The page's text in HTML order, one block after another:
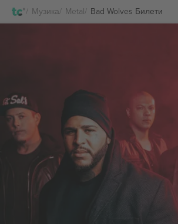
Музика Metal Bad Wolves БилетиНајави се